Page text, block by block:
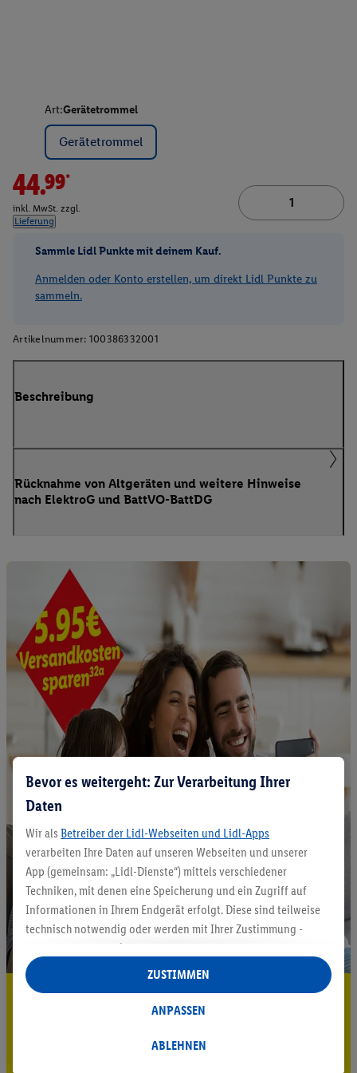
Art:Gerätetrommel
Gerätetrommel
44.99*
inkl. MwSt. zzgl.
Lieferung
Sammle Lidl Punkte mit deinem Kauf.
Anmelden oder Konto erstellen, um direkt Lidl Punkte zu
sammeln.
Artikelnummer: 100386332001
Beschreibung
Rücknahme von Altgeräten und weitere Hinweise
nach ElektroG und BattVO-BattDG
5.95 € Versand sparen³²ᵃ
Bevor es weitergeht: Zur Verarbeitung Ihrer
Daten
Wir als Betreiber der Lidl-Webseiten und Lidl-Apps
verarbeiten Ihre Daten auf unseren Webseiten und unserer
App (gemeinsam: „Lidl-Dienste“) mittels verschiedener
Techniken, mit denen eine Speicherung und ein Zugriff auf
Informationen in Ihrem Endgerät erfolgt. Diese sind teilweise
technisch notwendig oder werden mit Ihrer Zustimmung -
auch durch Partner (u.a.
Verantwortliche; im Zusammenhang mit dem IAB TCF
insgesamt
Statistik-Erstellung oder für personalisierte Werbung
Datenverarbeitungen für personalisierte Werbung werden
ABLEHNEN
ANPASSEN
ZUSTIMMEN